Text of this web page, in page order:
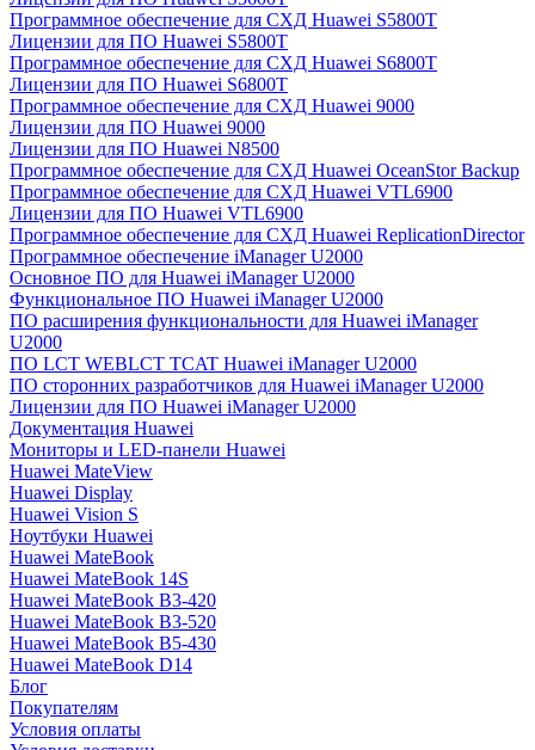
Программное обеспечение для СХД Huawei S5800T
Лицензии для ПО Huawei S5800T
Программное обеспечение для СХД Huawei S6800T
Лицензии для ПО Huawei S6800T
Программное обеспечение для СХД Huawei 9000
Лицензии для ПО Huawei 9000
Лицензии для ПО Huawei N8500
Программное обеспечение для СХД Huawei OceanStor Backup
Программное обеспечение для СХД Huawei VTL6900
Лицензии для ПО Huawei VTL6900
Программное обеспечение для СХД Huawei ReplicationDirector
Программное обеспечение iManager U2000
Основное ПО для Huawei iManager U2000
Функциональное ПО Huawei iManager U2000
ПО расширения функциональности для Huawei iManager
U2000
ПО LCT WEBLCT TCAT Huawei iManager U2000
ПО сторонних разработчиков для Huawei iManager U2000
Лицензии для ПО Huawei iManager U2000
Документация Huawei
Мониторы и LED-панели Huawei
Huawei MateView
Huawei Display
Huawei Vision S
Ноутбуки Huawei
Huawei MateBook
Huawei MateBook 14S
Huawei MateBook B3-420
Huawei MateBook B3-520
Huawei MateBook B5-430
Huawei MateBook D14
Блог
Покупателям
Условия оплаты